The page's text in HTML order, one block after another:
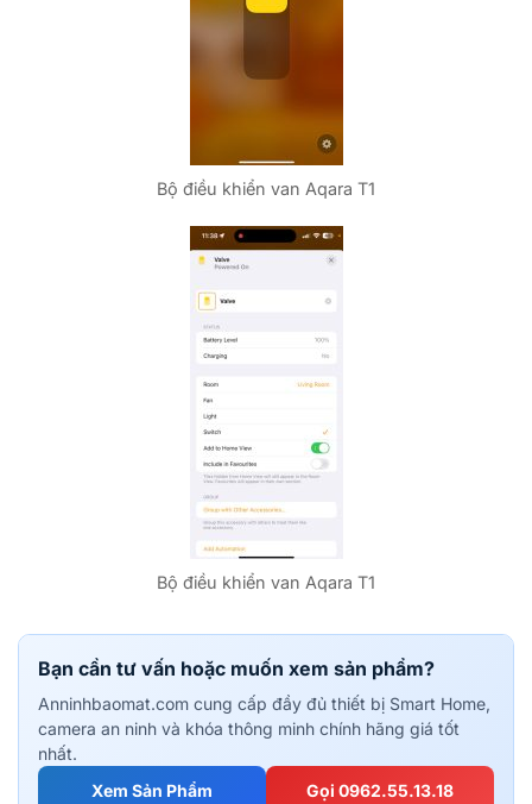
Bộ điều khiển van Aqara T1
Bộ điều khiển van Aqara T1
Bạn cần tư vấn hoặc muốn xem sản phẩm?
Anninhbaomat.com cung cấp đầy đủ thiết bị Smart Home,
camera an ninh và khóa thông minh chính hãng giá tốt
nhất.
Xem Sản Phẩm
Gọi 0962.55.13.18